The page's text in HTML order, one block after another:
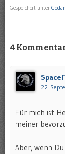
Gespeichert unter
4
22.
Für mich ist
meiner
Aber, wenn